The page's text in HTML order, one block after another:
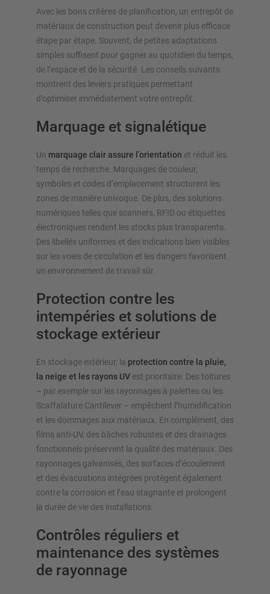
Avec les bons critères de planification, un entrepôt de
matériaux de construction peut devenir plus efficace
étape par étape. Souvent, de petites adaptations
simples suffisent pour gagner au quotidien du temps,
de l’espace et de la sécurité. Les conseils suivants
montrent des leviers pratiques permettant
d’optimiser immédiatement votre entrepôt.
Marquage et signalétique
Un marquage clair assure l’orientation et réduit les
temps de recherche. Marquages de couleur,
symboles et codes d’emplacement structurent les
zones de manière univoque. De plus, des solutions
numériques telles que scanners, RFID ou étiquettes
électroniques rendent les stocks plus transparents.
Des libellés uniformes et des indications bien visibles
sur les voies de circulation et les dangers favorisent
un environnement de travail sûr.
Protection contre les
intempéries et solutions de
stockage extérieur
En stockage extérieur, la protection contre la pluie,
la neige et les rayons UV est prioritaire. Des toitures
– par exemple sur les rayonnages à palettes ou les
Scaffalature Cantilever – empêchent l’humidification
et les dommages aux matériaux. En complément, des
films anti-UV, des bâches robustes et des drainages
fonctionnels préservent la qualité des matériaux. Des
rayonnages galvanisés, des surfaces d’écoulement
et des évacuations intégrées protègent également
contre la corrosion et l’eau stagnante et prolongent
la durée de vie des installations.
Contrôles réguliers et
maintenance des systèmes
de rayonnage